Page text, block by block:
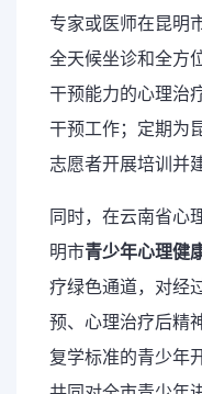
专家或医师在昆明
全天候坐诊和全方
干预能力的心理治
干预工作；定期为
志愿者开展培训并
同时，在云南省心
明市青少年心理健
疗绿色通道，对经
预、心理治疗后精
复学标准的青少年